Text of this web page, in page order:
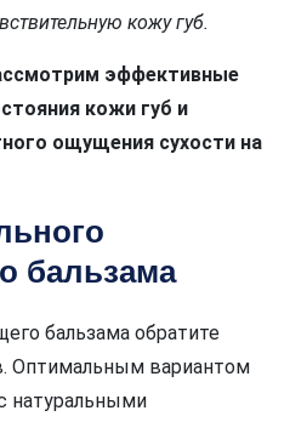
кожу губ.
эффективные
кожи губ и
ощущения сухости на
бальзама
бальзама обратите
Оптимальным вариантом
натуральными